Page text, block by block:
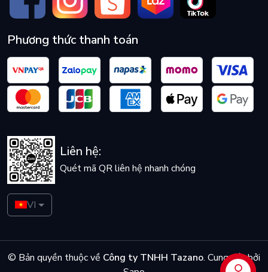
Phương thức thanh toán
Liên hệ:
Quét mã QR liên hệ nhanh chóng
VI
© Bản quyền thuộc về Công ty TNHH Tazano. Cung cấp bởi